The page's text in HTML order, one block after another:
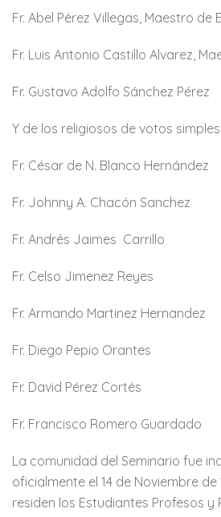
Fr. Abel Pérez Villegas, Maestro de
Fr. Luis Antonio Castillo Alvarez,
Fr. Gustavo Adolfo Sánchez Pérez
Y de los religiosos de votos simples:
Fr. César de N. Blanco Hernández
Fr. Johnny A. Chacón Sanchez
Fr. Andrés Jaimes Carrillo
Fr. Celso Jimenez Reyes
Fr. Armando Martinez Hernandez
Fr. Diego Pepio Orantes
Fr. David Pérez Cortés
Fr. Francisco Romero Guardado
La comunidad del Seminario fue
oficialmente el 14 de Noviembre de
residen los Estudiantes Profesos y